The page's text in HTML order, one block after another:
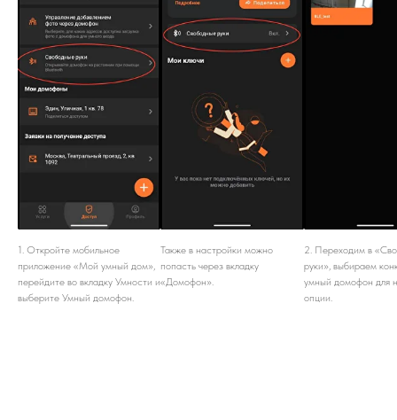
1. Откройте мобильное
приложение «Мой умный дом»,
перейдите во вкладку Умности и
выберите Умный домофон.
Также в настройки можно
попасть через вкладку
«Домофон».
2. Переходим в
руки», выбираем
умный домофон для
опции.